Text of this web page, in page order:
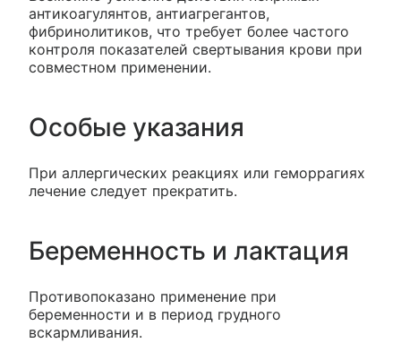
антикоагулянтов, антиагрегантов,
фибринолитиков, что требует более частого
контроля показателей свертывания крови при
совместном применении.
Особые указания
При аллергических реакциях или геморрагиях
лечение следует прекратить.
Беременность и лактация
Противопоказано применение при
беременности и в период грудного
вскармливания.